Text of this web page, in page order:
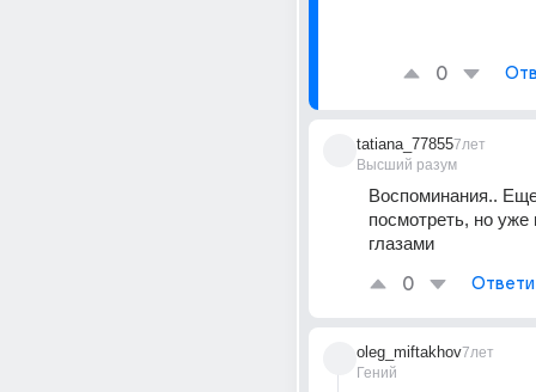
0
tatiana_77855
Высший разум
7лет
Воспоминания..
посмотреть, но
глазами
0
oleg_miftakhov
Гений
7лет